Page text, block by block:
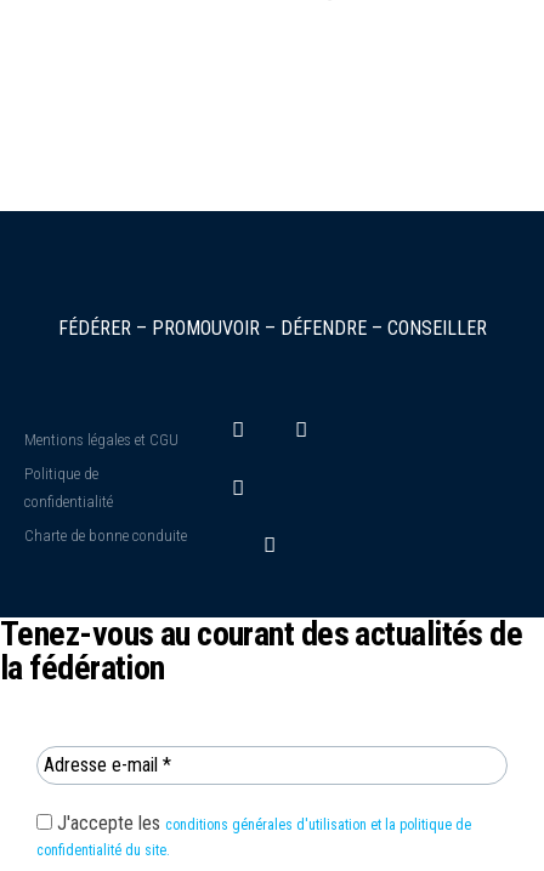
FÉDÉRER – PROMOUVOIR – DÉFENDRE – CONSEILLER
Mentions légales et CGU
Politique de
confidentialité
Charte de bonne conduite
Tenez-vous au courant des actualités de
la fédération
J'accepte les conditions générales d'utilisation et la politique de
confidentialité du site.